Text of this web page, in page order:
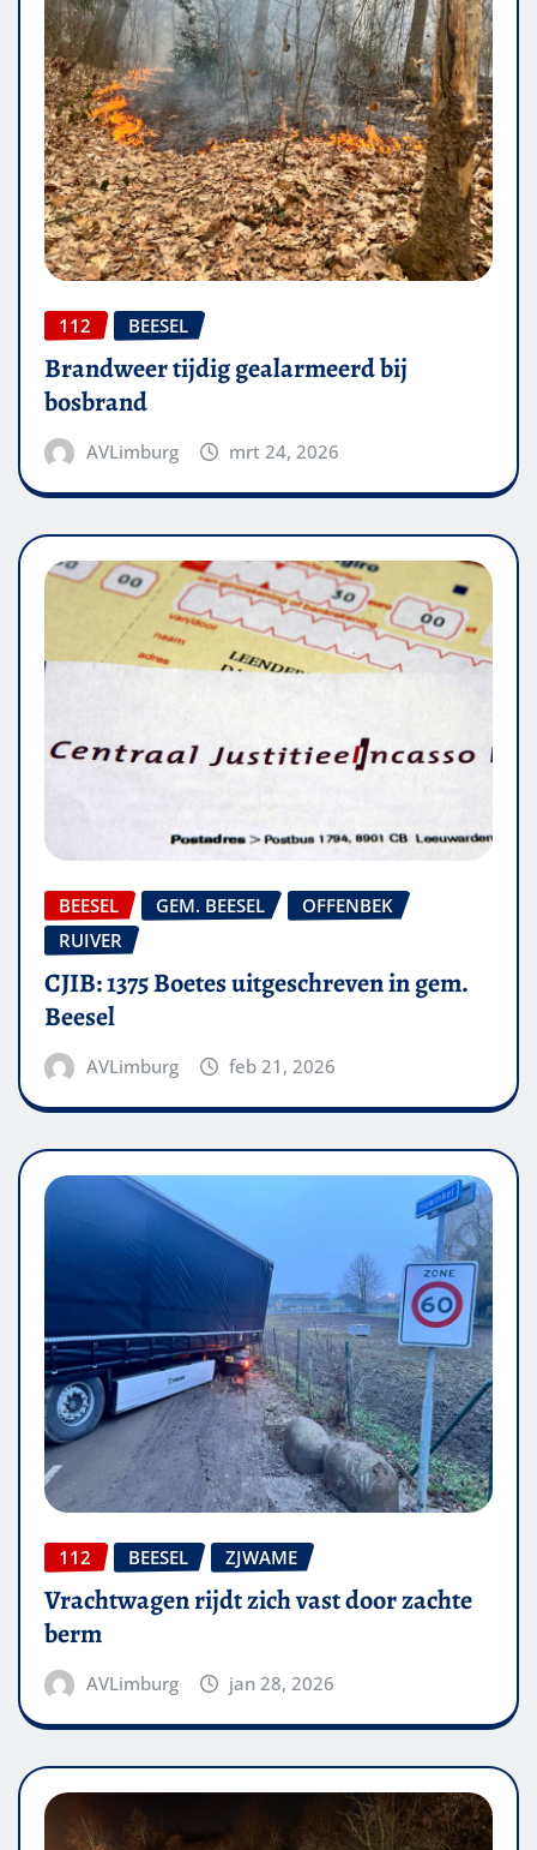
112 BEESEL
Brandweer tijdig gealarmeerd bij
bosbrand
AVLimburg mrt 24, 2026
BEESEL GEM. BEESEL
OFFENBEK
RUIVER
CJIB: 1375 Boetes uitgeschreven in gem.
Beesel
AVLimburg feb 21, 2026
112 BEESEL ZJWAME
Vrachtwagen rijdt zich vast door zachte
berm
AVLimburg jan 28, 2026